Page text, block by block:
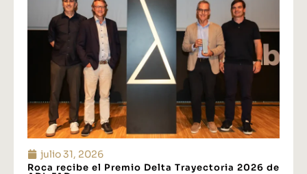
julio 31, 2026
Roca recibe el Premio Delta Trayectoria 2026 de